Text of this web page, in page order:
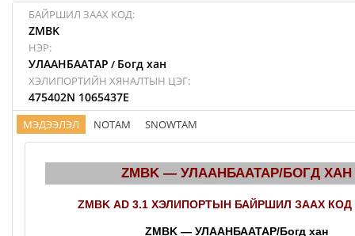
БАЙРШИЛ ЗААХ КОД:
ZMBK
НЭР:
УЛААНБААТАР / Богд хан
ХЭЛИПОРТИЙН ХЯНАЛТЫН ЦЭГ:
475402N 1065437E
МЭДЭЭЛЭЛ NOTAM SNOWTAM